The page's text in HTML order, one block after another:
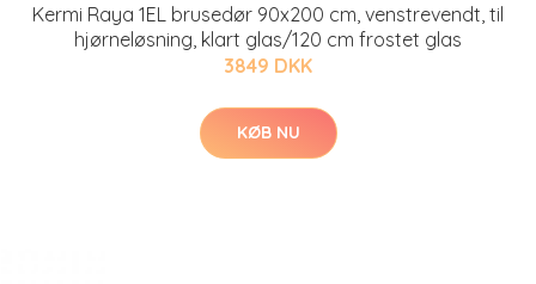
Kermi Raya 1EL brusedør 90x200 cm, venstrevendt, til
hjørneløsning, klart glas/120 cm frostet glas
3849 DKK
KØB NU